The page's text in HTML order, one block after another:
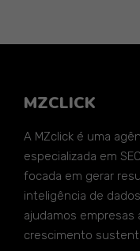
MZCLICK
A MZclick é uma
especializada em
focada em gerar
inteligência de
ajudamos
crescimento